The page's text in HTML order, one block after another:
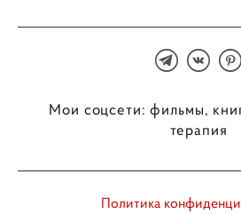
Мои соцсети: фильмы,
терапия
Политика